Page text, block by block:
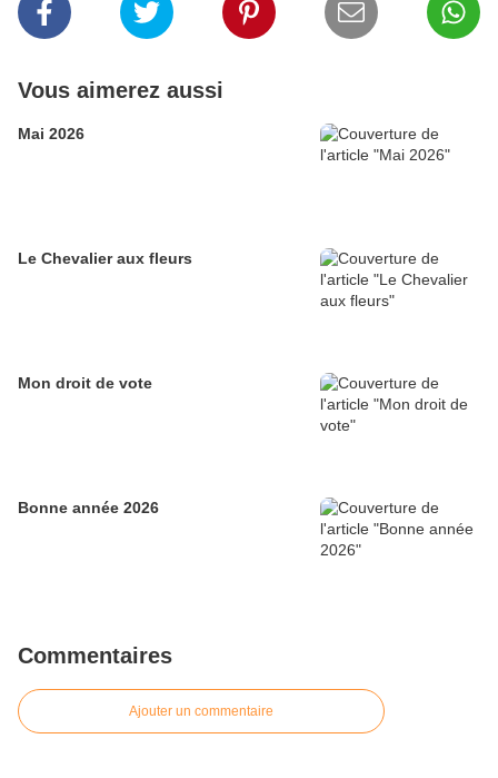
Vous aimerez aussi
Mai 2026
Le Chevalier aux fleurs
Mon droit de vote
Bonne année 2026
Commentaires
Ajouter un commentaire